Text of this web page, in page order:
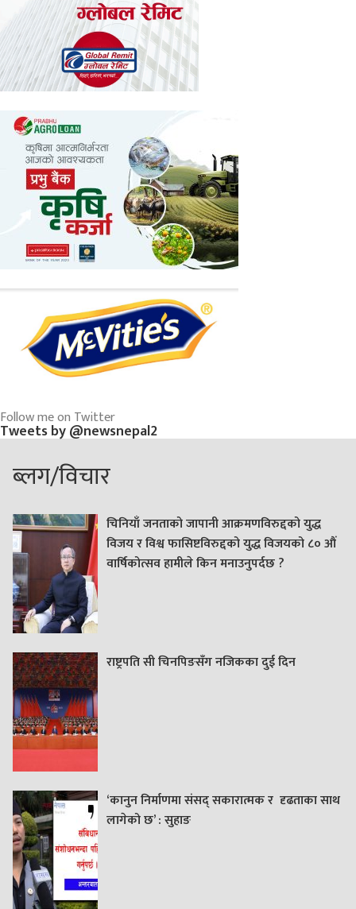
Follow me on Twitter
Tweets by @newsnepal2
ब्लग/विचार
चिनियाँ जनताको जापानी आक्रमणविरुद्दको युद्ध
विजय र विश्व फासिष्टविरुद्दको युद्ध विजयको ८० औं
वार्षिकोत्सव हामीले किन मनाउनुपर्दछ ?
राष्ट्रपति सी चिनपिङसँग नजिकका दुई दिन
‘कानुन निर्माणमा संसद् सकारात्मक र दृढताका साथ
लागेको छ’ : सुहाङ